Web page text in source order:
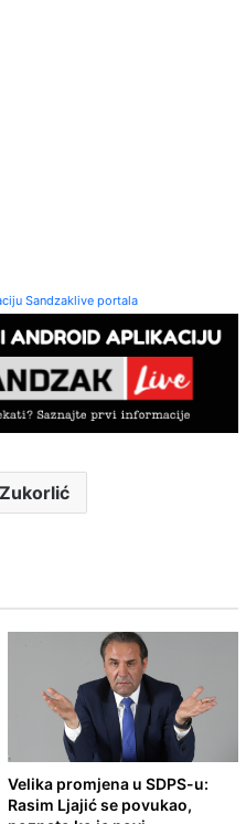
Sandzaklive portala
Velika promjena u SDPS-u:
Rasim Ljajić se povukao,